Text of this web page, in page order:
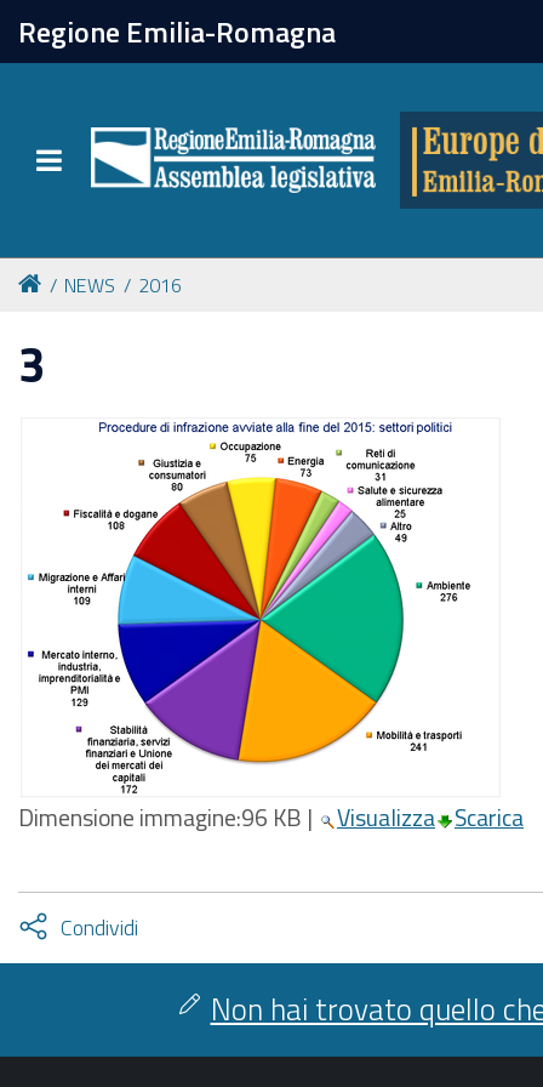
Regione Emilia-Romagna
Toggle navigation
chiudi
Attività
Formazione
Eventi
Tutte le notizie
Newsletter
NEWS 2016
3
Dimensione immagine:96 KB | Visualizza Scarica
Condividi
facebook
twitter
Attiva
condividi
Non hai trovato quello